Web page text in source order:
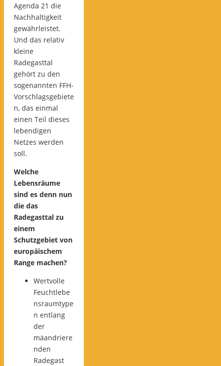
Agenda 21 die
Nachhaltigkeit
gewährleistet.
Und das relativ
kleine
Radegasttal
gehört zu den
sogenannten FFH-
Vorschlagsgebiete
n, das einmal
einen Teil dieses
lebendigen
Netzes werden
soll.
Welche
Lebensräume
sind es denn nun
die das
Radegasttal zu
einem
Schutzgebiet von
europäischem
Range machen?
Wertvolle
Feuchtlebe
nsraumtype
n entlang
der
mäandriere
nden
Radegast